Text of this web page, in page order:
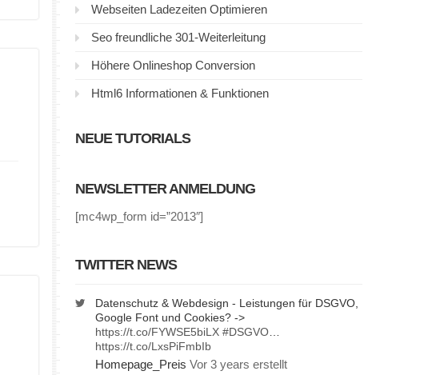
Webseiten Ladezeiten Optimieren
Seo freundliche 301-Weiterleitung
Höhere Onlineshop Conversion
Html6 Informationen & Funktionen
NEUE TUTORIALS
NEWSLETTER ANMELDUNG
[mc4wp_form id=”2013″]
TWITTER NEWS
Datenschutz & Webdesign - Leistungen für DSGVO,
Google Font und Cookies? ->
https://t.co/FYWSE5biLX #DSGVO…
https://t.co/LxsPiFmbIb
Homepage_Preis Vor 3 years erstellt